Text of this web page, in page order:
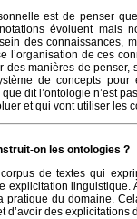
est de penser
évoluent mais
des connaissances,
l’organisation de ces
des manières de penser,
de concepts
dit l’ontologie n’est
et qui vont utiliser les
on les ontologies ?
de textes qui
explicitation linguistique.
pratique du domaine.
d’avoir des explicitations